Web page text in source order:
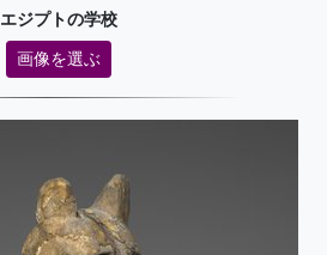
エジプトの学校
画像を選ぶ